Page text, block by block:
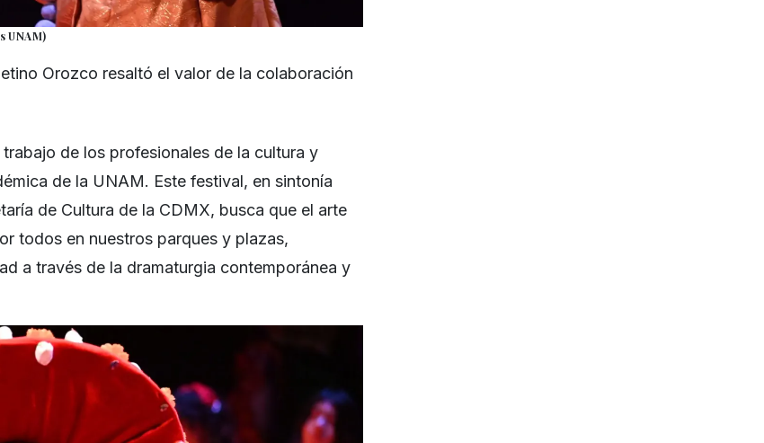
UNAM)
Orozco resaltó el valor de la colaboración
de los profesionales de la cultura y
de la UNAM. Este festival, en sintonía
de Cultura de la CDMX, busca que el arte
todos en nuestros parques y plazas,
a través de la dramaturgia contemporánea y